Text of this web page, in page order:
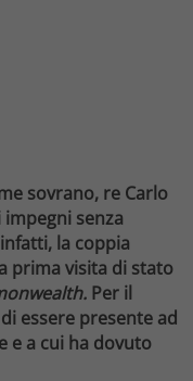
sovrano, re Carlo
senza
la coppia
prima visita di stato
Per il
essere presente ad
e a cui ha dovuto